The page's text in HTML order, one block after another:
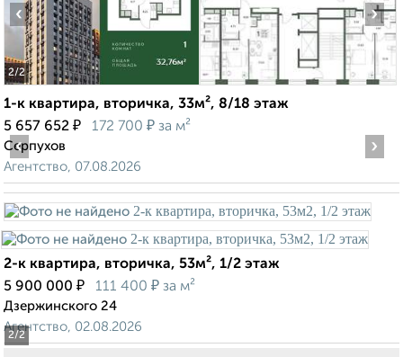
2/2
‹ ›
1-к квартира, вторичка, 33м², 8/18 этаж
5 657 652 ₽ 172 700 ₽ за м²
Серпухов
Агентство, 07.08.2026
2/2
‹ ›
2-к квартира, вторичка, 53м², 1/2 этаж
5 900 000 ₽ 111 400 ₽ за м²
Дзержинского 24
Агентство, 02.08.2026